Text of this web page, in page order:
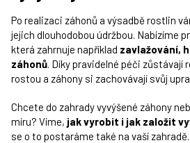
Po realizaci záhonů a výsadbě rostlin
jejich dlouhodobou údržbou. Nabízíme
která zahrnuje například zavlažování,
záhonů. Díky pravidelné péči zůstávají
rostou a záhony si zachovávají svůj
Chcete do zahrady vyvýšené záhony
míru? Víme, jak vyrobit i jak založit
se o to postaráme také na vaší zahradě.